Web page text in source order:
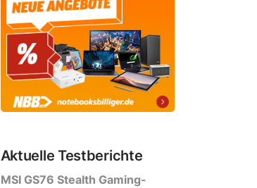
Aktuelle Testberichte
MSI GS76 Stealth Gaming-